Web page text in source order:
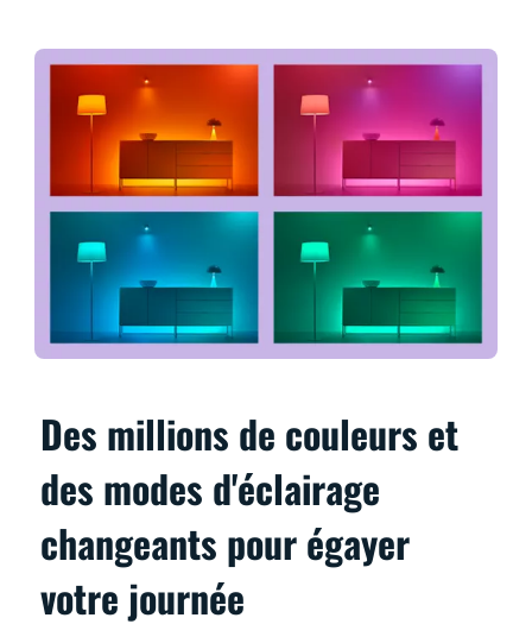
Des millions de couleurs et
des modes d'éclairage
changeants pour égayer
votre journée